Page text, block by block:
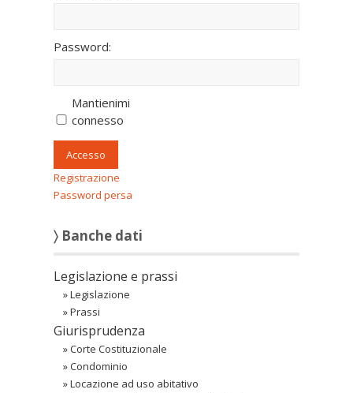
Password:
Mantienimi
connesso
Accesso
Registrazione
Password persa
〉 Banche dati
Legislazione e prassi
»Legislazione
»Prassi
Giurisprudenza
»Corte Costituzionale
»Condominio
»Locazione ad uso abitativo